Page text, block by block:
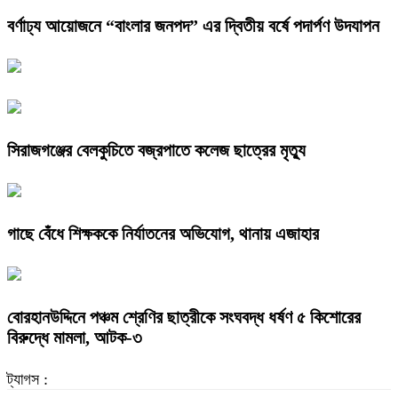
বর্ণাঢ্য আয়োজনে “বাংলার জনপদ” এর দ্বিতীয় বর্ষে পদার্পণ উদযাপন
সিরাজগঞ্জের বেলকুচিতে বজ্রপাতে কলেজ ছাত্রের মৃত্যু
গাছে বেঁধে শিক্ষককে নির্যাতনের অভিযোগ, থানায় এজাহার
বোরহানউদ্দিনে পঞ্চম শ্রেণির ছাত্রীকে সংঘবদ্ধ ধর্ষণ ৫ কিশোরের
বিরুদ্ধে মামলা, আটক-৩
ট্যাগস :